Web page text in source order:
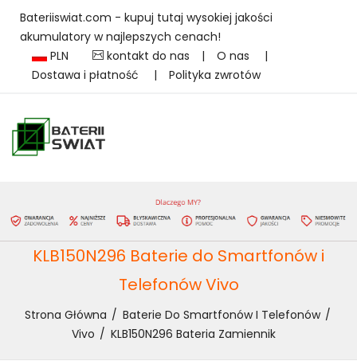
Bateriiswiat.com - kupuj tutaj wysokiej jakości
akumulatory w najlepszych cenach!
PLN
kontakt do nas | O nas
|
Dostawa i płatność
| Polityka zwrotów
KLB150N296 Baterie do Smartfonów i
Telefonów Vivo
Strona Główna
Baterie Do Smartfonów I Telefonów
Vivo
KLB150N296 Bateria Zamiennik